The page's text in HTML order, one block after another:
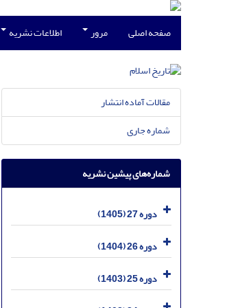
صفحه اصلی مرور اطلاعات نشریه
مقالات آماده انتشار
شماره جاری
شماره‌های پیشین نشریه
دوره 27 (1405)
دوره 26 (1404)
دوره 25 (1403)